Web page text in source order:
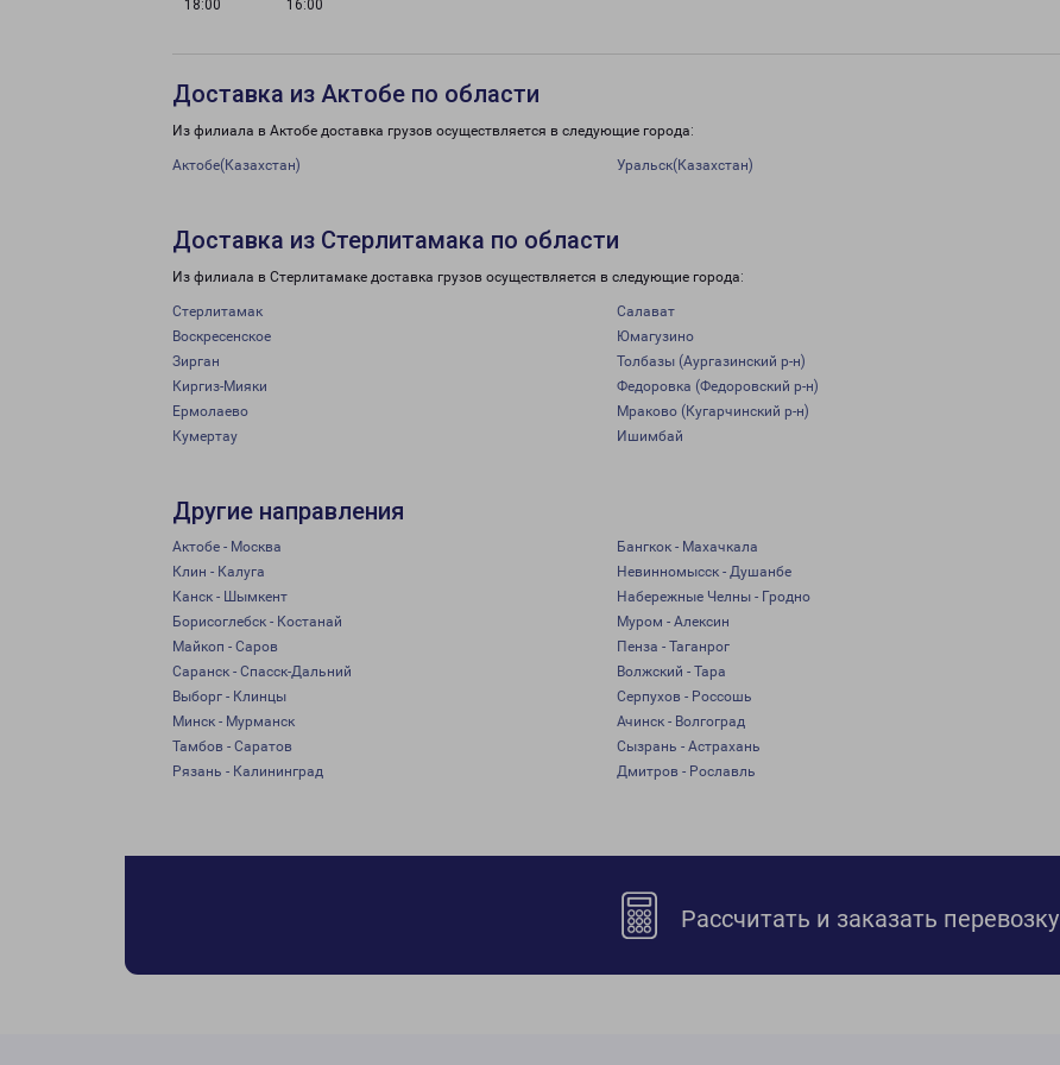
18:00 16:00
Доставка из Актобе по области
Из филиала в Актобе доставка грузов осуществляется в следующие города:
Актобе(Казахстан) Уральск(Казахстан)
Доставка из Стерлитамака по области
Из филиала в Стерлитамаке доставка грузов осуществляется в следующие города:
Стерлитамак Салават
Воскресенское
Юмагузино
Зирган
Толбазы (Аургазинский р-н)
Киргиз-Мияки
Федоровка (Федоровский р-н)
Ермолаево
Мраково (Кугарчинский р-н)
Кумертау
Ишимбай
Другие направления
Актобе - Москва Бангкок - Махачкала
Клин - Калуга
Невинномысск - Душанбе
Канск - Шымкент
Набережные Челны - Гродно
Борисоглебск - Костанай
Муром - Алексин
Майкоп - Саров
Пенза - Таганрог
Саранск - Спасск-Дальний
Волжский - Тара
Выборг - Клинцы
Серпухов - Россошь
Минск - Мурманск
Ачинск - Волгоград
Тамбов - Саратов
Сызрань - Астрахань
Рязань - Калининград
Дмитров - Рославль
Рассчитать и заказать перевозку